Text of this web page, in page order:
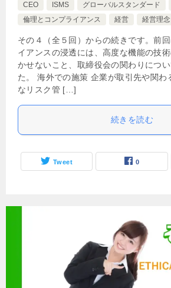
CEO
ISMS グローバルスタンダード
倫理とコンプライアンス
経営 経営理念
その４（全５回）からの続きです。前
イアンスの浸透には、高度な機能の技
かせないこと、取締役会の関わりにつ
た。 海外での施策 企業が取引先や関わ
なリスク管 […]
続きを読む
Tweet 0